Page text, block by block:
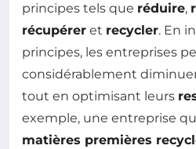
principes tels que réduire,
récupérer et recycler. En
principes, les entreprises
considérablement
tout en optimisant leurs
exemple, une entreprise
matières premières